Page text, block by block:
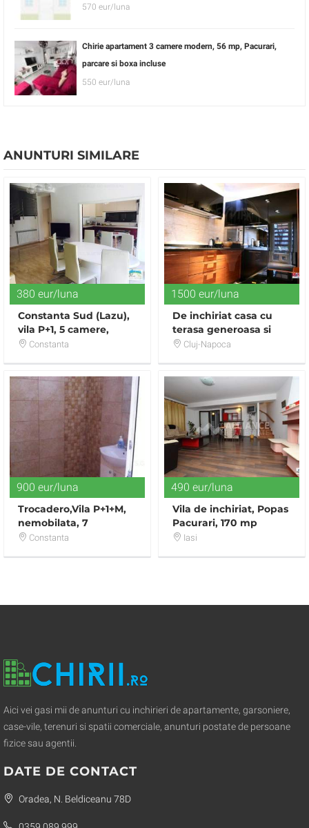
570 eur/luna
Chirie apartament 3 camere modern, 56 mp, Pacurari,
parcare si boxa incluse
550 eur/luna
ANUNTURI SIMILARE
380 eur/luna
Constanta Sud (Lazu),
vila P+1, 5 camere,
mobilata, utilata
Constanta
1500 eur/luna
De inchiriat casa cu
terasa generoasa si
panorama superba in
Cluj-Napoca
900 eur/luna
Trocadero,Vila P+1+M,
nemobilata, 7
camere,ideala firme
Constanta
490 eur/luna
Vila de inchiriat, Popas
Pacurari, 170 mp
Iasi
Aici vei gasi mii de anunturi cu inchirieri de apartamente, garsoniere,
case-vile, terenuri si spatii comerciale, anunturi postate de persoane
fizice sau agentii.
DATE DE CONTACT
Oradea, N. Beldiceanu 78D